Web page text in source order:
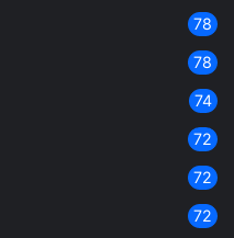
78
78
74
72
72
72